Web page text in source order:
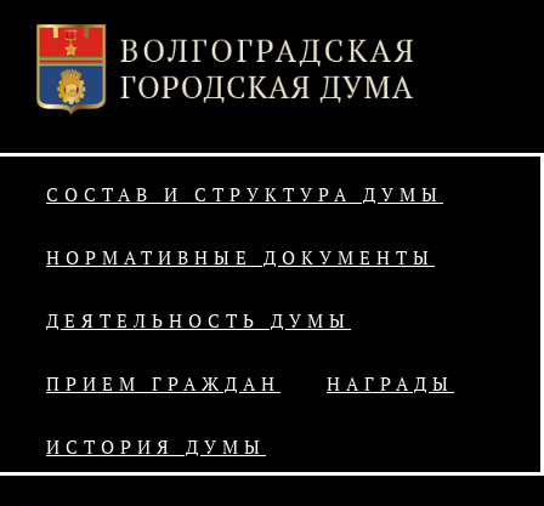
СОСТАВ И СТРУКТУРА ДУМЫ
НОРМАТИВНЫЕ ДОКУМЕНТЫ
ДЕЯТЕЛЬНОСТЬ ДУМЫ
ПРИЕМ ГРАЖДАН НАГРАДЫ
ИСТОРИЯ ДУМЫ